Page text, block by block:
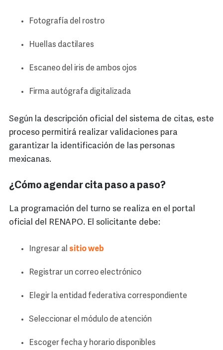
Fotografía del rostro
Huellas dactilares
Escaneo del iris de ambos ojos
Firma autógrafa digitalizada
Según la descripción oficial del sistema de citas, este
proceso permitirá realizar validaciones para
garantizar la identificación de las personas
mexicanas.
¿Cómo agendar cita paso a paso?
La programación del turno se realiza en el portal
oficial del RENAPO. El solicitante debe:
Ingresar al sitio web
Registrar un correo electrónico
Elegir la entidad federativa correspondiente
Seleccionar el módulo de atención
Escoger fecha y horario disponibles